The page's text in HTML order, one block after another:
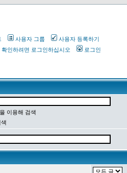
사용자 그룹
사용자 등록하기
인하려면 로그인하십시오 로그인
이용해 검색